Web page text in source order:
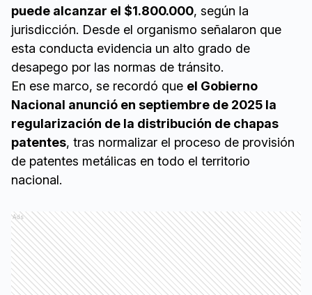
puede alcanzar el $1.800.000, según la
jurisdicción. Desde el organismo señalaron que
esta conducta evidencia un alto grado de
desapego por las normas de tránsito.
En ese marco, se recordó que el Gobierno
Nacional anunció en septiembre de 2025 la
regularización de la distribución de chapas
patentes, tras normalizar el proceso de provisión
de patentes metálicas en todo el territorio
nacional.
Ads